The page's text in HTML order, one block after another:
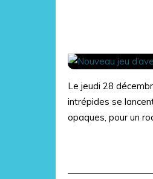
Le jeudi 28
intrépides se
opaques, pour un